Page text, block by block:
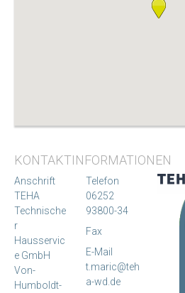
KONTAKTINFORMATIONEN
Anschrift
TEHA
Technische
r
Hausservic
e GmbH
Von-
Humboldt-
Telefon
06252
93800-34
Fax
E-Mail
t.maric@teh
a-wd.de